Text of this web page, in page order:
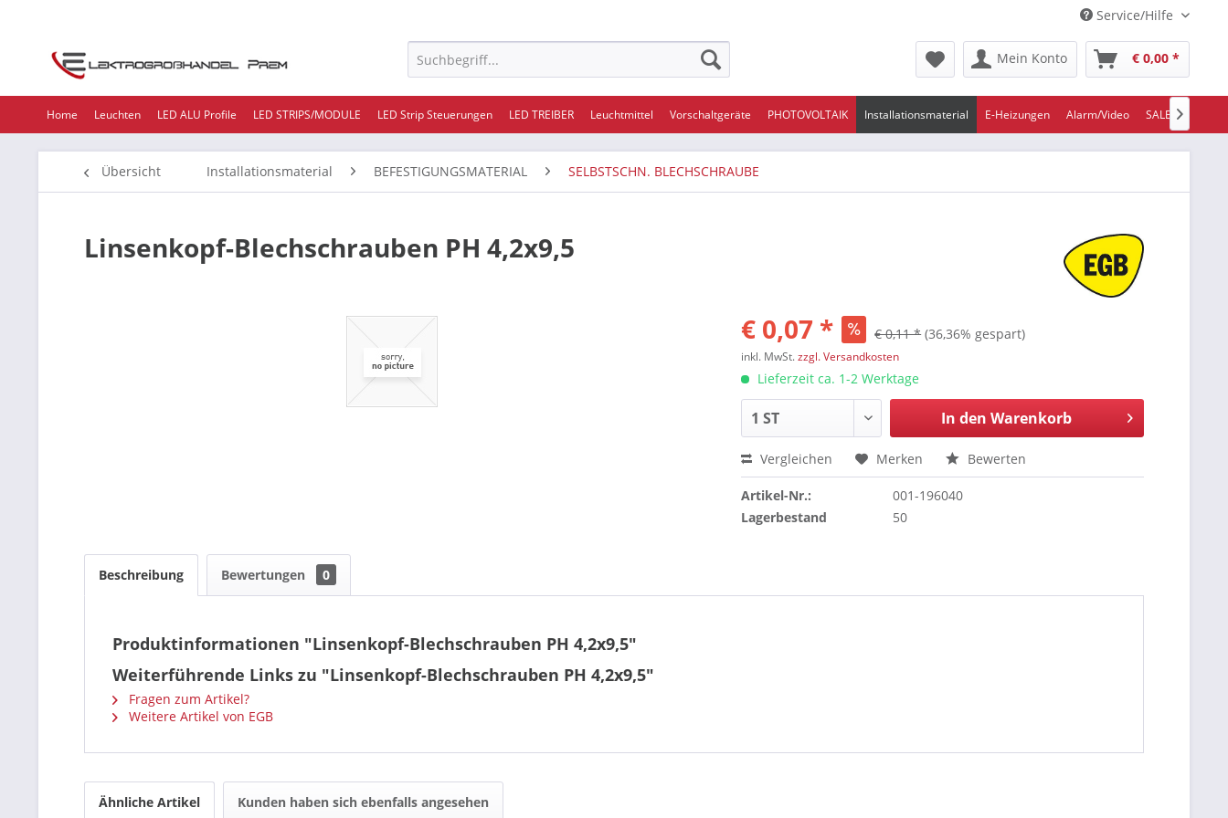
Service/Hilfe
Mein Konto € 0,00 *
Home Leuchten LED ALU Profile LED STRIPS/MODULE LED Strip Steuerungen LED TREIBER Leuchtmittel Vorschaltgeräte PHOTOVOLTAIK Installationsmaterial E-Heizungen Alarm/Video SALE/ 
Übersicht Installationsmaterial BEFESTIGUNGSMATERIAL SELBSTSCHN. BLECHSCHRAUBE
Linsenkopf-Blechschrauben PH 4,2x9,5
€ 0,07 * € 0,11 * (36,36% gespart)
inkl. MwSt.zzgl. Versandkosten
Lieferzeit ca. 1-2 Werktage
In den Warenkorb
Vergleichen Merken Bewerten
Artikel-Nr.:
001-196040
Lagerbestand
50
Beschreibung Bewertungen 0
Produktinformationen "Linsenkopf-Blechschrauben PH 4,2x9,5"
Weiterführende Links zu "Linsenkopf-Blechschrauben PH 4,2x9,5"
Fragen zum Artikel?
Weitere Artikel von EGB
Ähnliche Artikel Kunden haben sich ebenfalls angesehen